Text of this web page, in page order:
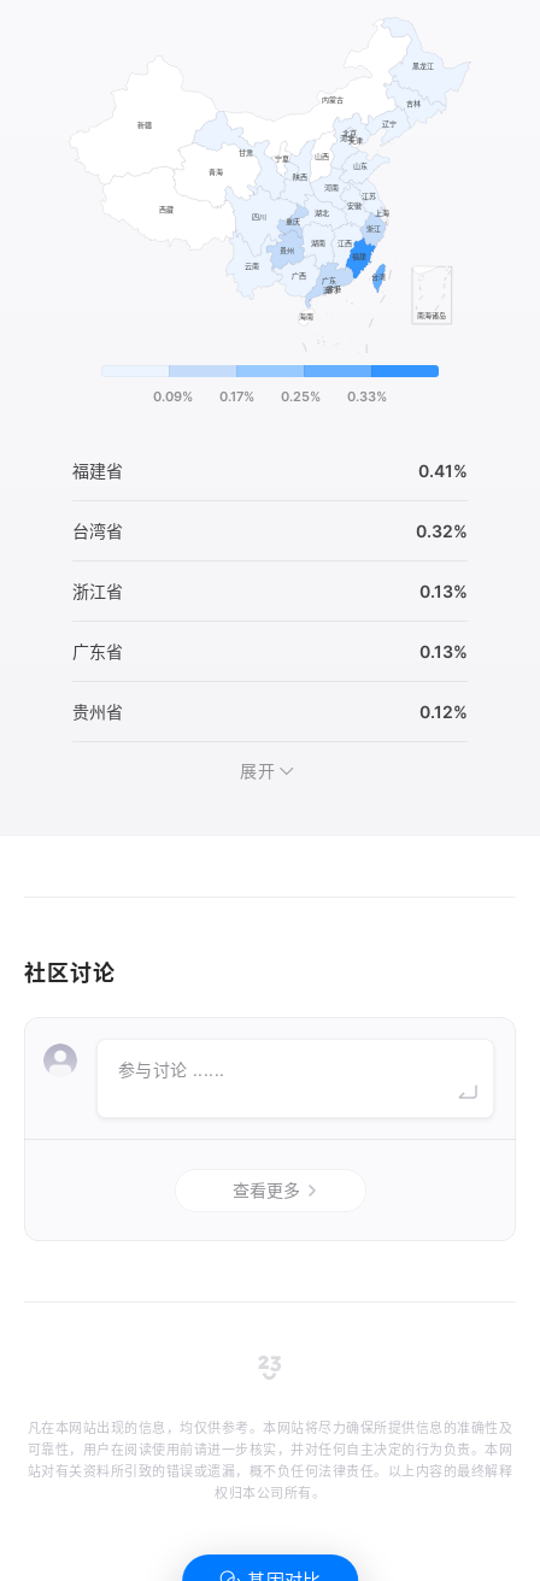
0.09% 0.17% 0.25% 0.33%
福建省 0.41%
台湾省 0.32%
浙江省 0.13%
广东省 0.13%
贵州省 0.12%
展开
社区讨论
参与讨论 ......
查看更多
凡在本网站出现的信息，均仅供参考。本网站将尽力确保所提供信息的准确性及
可靠性，用户在阅读使用前请进一步核实，并对任何自主决定的行为负责。本网
站对有关资料所引致的错误或遗漏，概不负任何法律责任。以上内容的最终解释
权归本公司所有。